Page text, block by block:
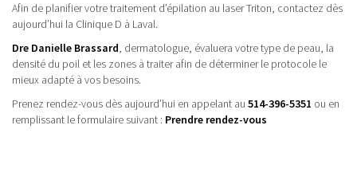
Afin de planifier votre traitement d’épilation au laser Triton, contactez dès
aujourd’hui la Clinique D à Laval.
Dre Danielle Brassard, dermatologue, évaluera votre type de peau, la
densité du poil et les zones à traiter afin de déterminer le protocole le
mieux adapté à vos besoins.
Prenez rendez-vous dès aujourd’hui en appelant au 514-396-5351 ou en
remplissant le formulaire suivant : Prendre rendez-vous